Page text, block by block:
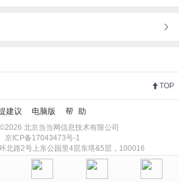
TOP
建议 电脑版 帮 助
北京当当网信息技术有限公司
京ICP备17043473号-1
北路2号上东公园里4层东塔&5层，100016